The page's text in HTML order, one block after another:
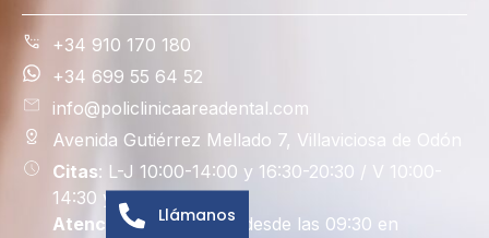
+34 910 170 180
+34 699 55 64 52
info@policlinicaareadental.com
Avenida Gutiérrez Mellado 7, Villaviciosa de Odón
Citas: L-J 10:00-14:00 y 16:30-20:30 / V 10:00-
14:30 y 15:00-19:00
Atención al paciente: desde las 09:30 en
Llámanos